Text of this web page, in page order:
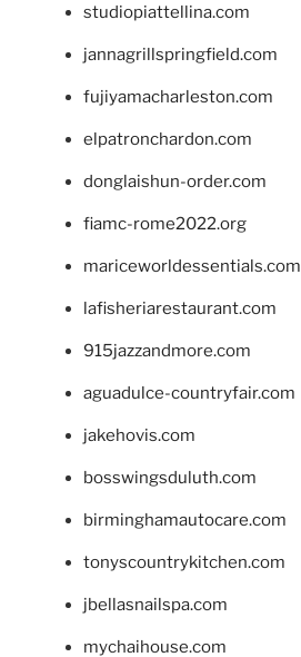
studiopiattellina.com
jannagrillspringfield.com
fujiyamacharleston.com
elpatronchardon.com
donglaishun-order.com
fiamc-rome2022.org
mariceworldessentials.com
lafisheriarestaurant.com
915jazzandmore.com
aguadulce-countryfair.com
jakehovis.com
bosswingsduluth.com
birminghamautocare.com
tonyscountrykitchen.com
jbellasnailspa.com
mychaihouse.com